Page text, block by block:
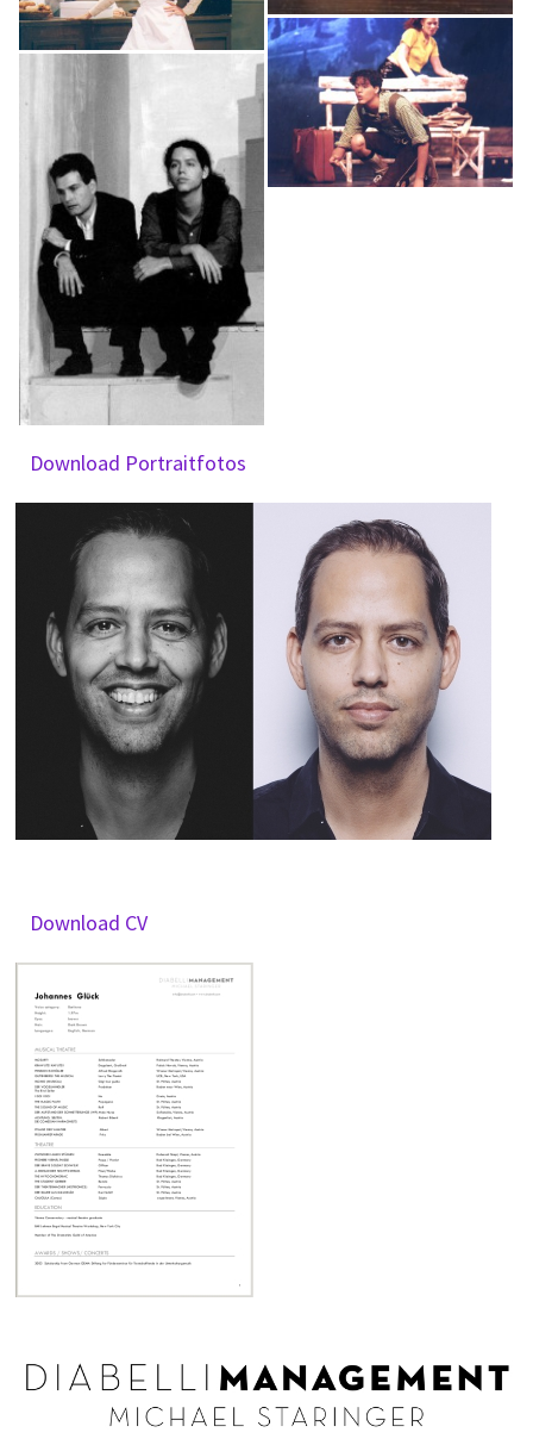
Download Portraitfotos
Download CV